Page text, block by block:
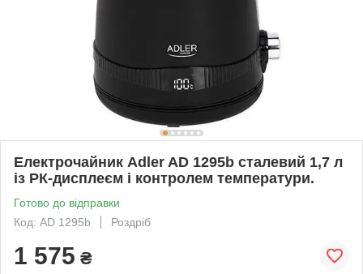
Електрочайник Adler AD 1295b сталевий 1,7 л
із РК-дисплеєм і контролем температури.
Готово до відправки
Код: AD 1295b
Роздріб
1 575 ₴